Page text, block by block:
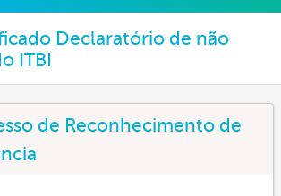
Declaratório de não
ITBI
de Reconhecimento de